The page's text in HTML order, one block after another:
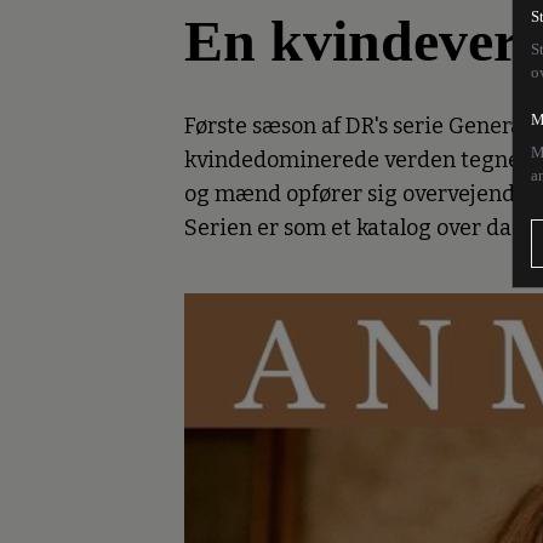
En
Første sæson af DR's serie
kvindedominerede verden tegner
og mænd opfører sig
Serien er som et katalog over